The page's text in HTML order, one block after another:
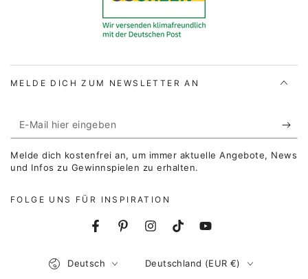
MELDE DICH ZUM NEWSLETTER AN
E-
Mail
hier
Melde dich kostenfrei an, um immer aktuelle Angebote, News
und Infos zu Gewinnspielen zu erhalten.
FOLGE UNS FÜR INSPIRATION
FacebookPinterestInstagramTikTokYouTube
Deutsch Deutschland (EUR €)